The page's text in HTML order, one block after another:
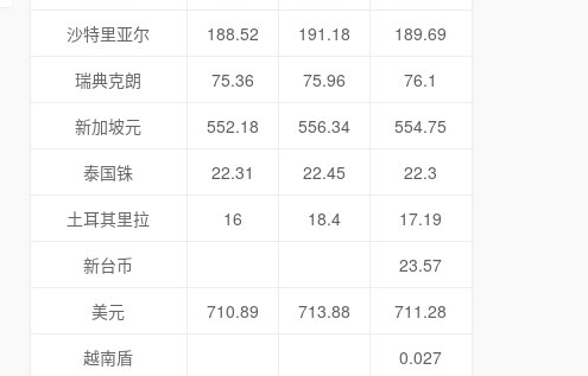
沙特里亚尔
188.52 191.18
189.69
瑞典克朗
75.36 75.96
76.1
新加坡元
552.18 556.34
554.75
泰国铢
22.31 22.45
22.3
土耳其里拉
16 18.4
17.19
新台币
23.57
美元
710.89 713.88
711.28
越南盾
0.027